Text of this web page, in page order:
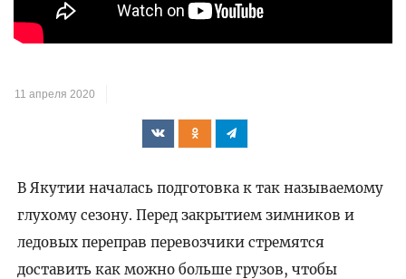
11 апреля 2020
В Якутии началась подготовка к так называемому
глухому сезону. Перед закрытием зимников и
ледовых переправ перевозчики стремятся
доставить как можно больше грузов, чтобы